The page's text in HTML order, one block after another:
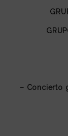
– Concierto